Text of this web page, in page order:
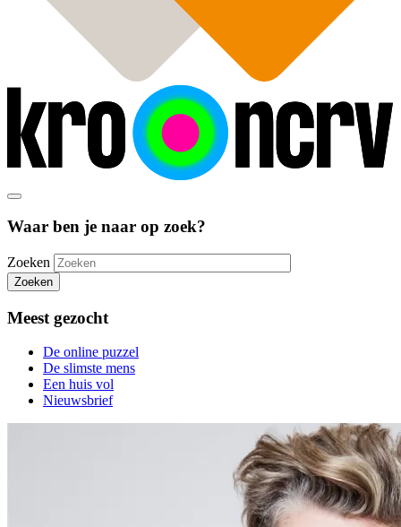
Waar ben je naar op zoek?
Zoeken
Zoeken
Meest gezocht
De online puzzel
De slimste mens
Een huis vol
Nieuwsbrief